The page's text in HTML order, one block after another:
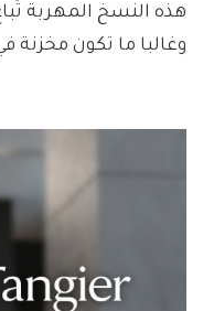
هذه النسخ المهربة
وغالبا ما تكون